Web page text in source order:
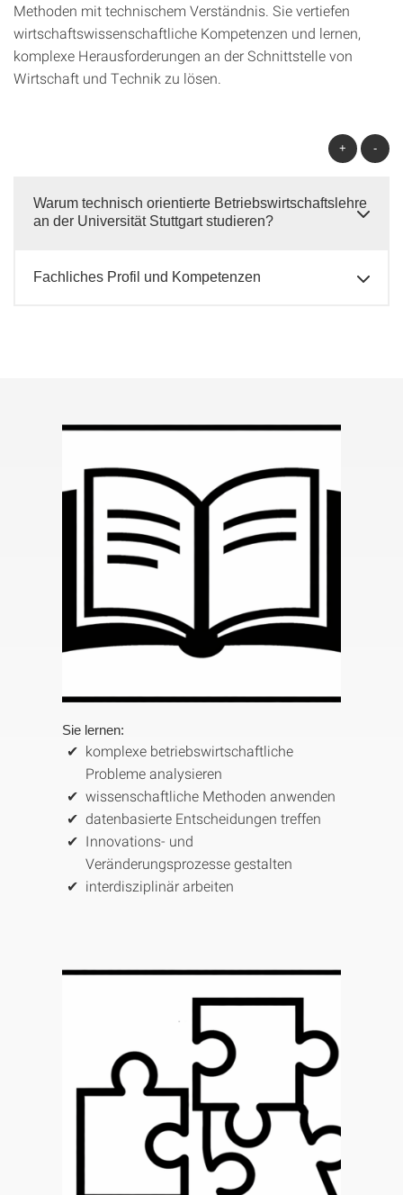
Methoden mit technischem Verständnis. Sie vertiefen
wirtschaftswissenschaftliche Kompetenzen und lernen,
komplexe Herausforderungen an der Schnittstelle von
Wirtschaft und Technik zu lösen.
+ -
Warum technisch orientierte Betriebswirtschaftslehre
an der Universität Stuttgart studieren?
Fachliches Profil und Kompetenzen
Sie lernen:
komplexe betriebswirtschaftliche
Probleme analysieren
wissenschaftliche Methoden anwenden
datenbasierte Entscheidungen treffen
Innovations- und
Veränderungsprozesse gestalten
interdisziplinär arbeiten